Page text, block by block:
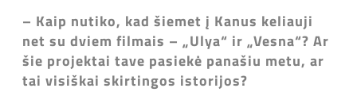
– Kaip nutiko, kad šiemet į Kanus keliauji
net su dviem filmais – „Ulya“ ir „Vesna“? Ar
šie projektai tave pasiekė panašiu metu, ar
tai visiškai skirtingos istorijos?